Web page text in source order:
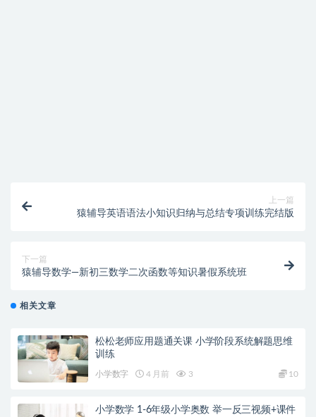
上一篇
猿辅导英语语法小知识归纳与总结专项训练完结版
下一篇
猿辅导数学—新初三数学二次函数等知识暑假系统班
相关文章
松松老师应用题通关课 小学阶段系统解题思维
训练
小学数字 4 月前 3 10
小学数学 1-6年级小学奥数 举一反三视频+课件